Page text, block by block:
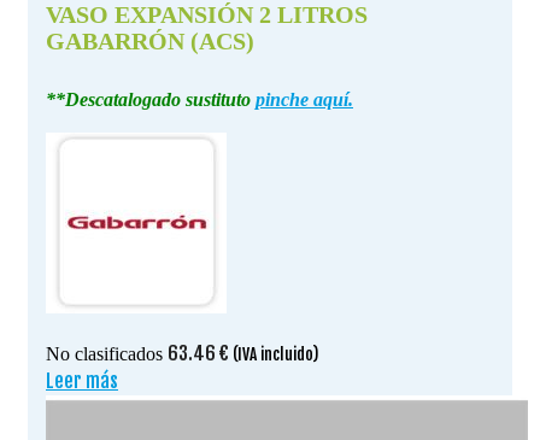
VASO EXPANSIÓN 2 LITROS
GABARRÓN (ACS)
**Descatalogado sustituto pinche aquí.
No clasificados 63.46 € (IVA incluido)
Leer más